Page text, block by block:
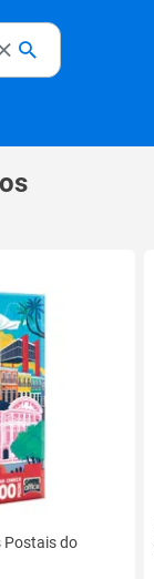
Postais do